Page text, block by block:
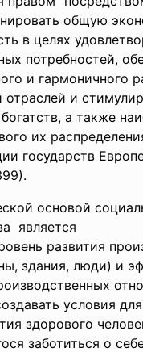
общую
в целях
потребностей,
и гармоничного
отраслей и
а также
их
государств
основой
является
развития
здания, люди) и
условия для
здорового
заботиться о